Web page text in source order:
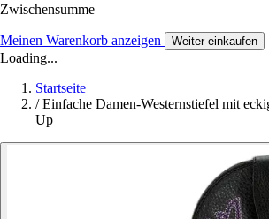
Zwischensumme
Meinen Warenkorb anzeigen Weiter einkaufen
Loading...
Startseite
/ Einfache Damen-Westernstiefel mit
Up